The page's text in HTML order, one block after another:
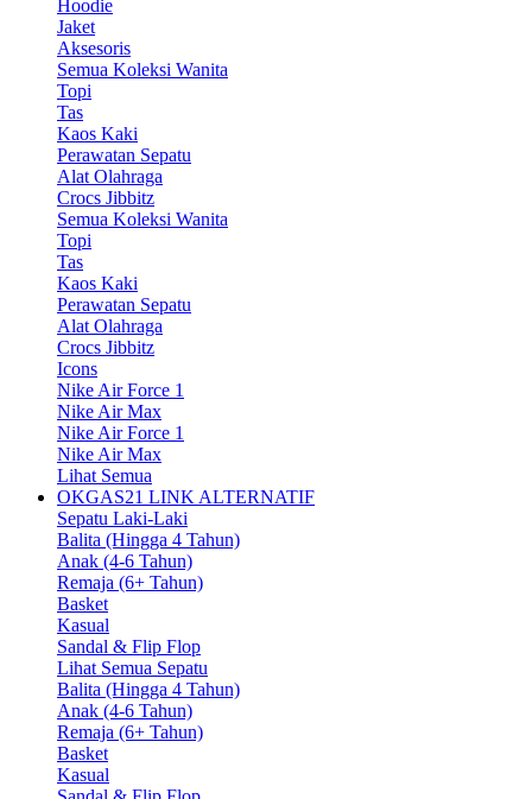
Hoodie
Jaket
Aksesoris
Semua Koleksi Wanita
Topi
Tas
Kaos Kaki
Perawatan Sepatu
Alat Olahraga
Crocs Jibbitz
Semua Koleksi Wanita
Topi
Tas
Kaos Kaki
Perawatan Sepatu
Alat Olahraga
Crocs Jibbitz
Icons
Nike Air Force 1
Nike Air Max
Nike Air Force 1
Nike Air Max
Lihat Semua
OKGAS21 LINK ALTERNATIF
Sepatu Laki-Laki
Balita (Hingga 4 Tahun)
Anak (4-6 Tahun)
Remaja (6+ Tahun)
Basket
Kasual
Sandal & Flip Flop
Lihat Semua Sepatu
Balita (Hingga 4 Tahun)
Anak (4-6 Tahun)
Remaja (6+ Tahun)
Basket
Kasual